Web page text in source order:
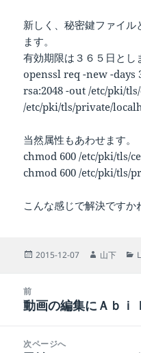
新しく、秘密鍵ファイル
ます。
有効期限は３６５日とし
openssl req -new -days
rsa:2048 -out /etc/pki/
/etc/pki/tls/private/
当然属性もあわせます。
chmod 600 /etc/pki/tls/
chmod 600 /etc/pki/tls/
こんな感じで解決ですか
投
2015-12-07
作
山下
ー
前
前
投
動画の編集にＡｂｉ
次ページへ